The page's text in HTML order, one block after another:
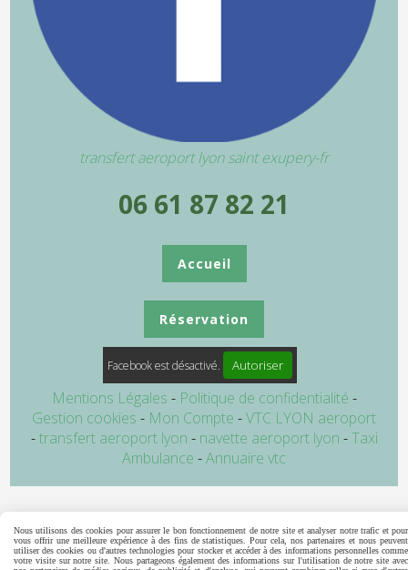
transfert aeroport lyon saint exupery-fr
06 61 87 82 21
Accueil
Réservation
Facebook est désactivé. Autoriser
Mentions Légales
Politique de confidentialité
Gestion cookies
Mon Compte
VTC LYON aeroport
transfert aeroport lyon
navette aeroport lyon
Taxi
Ambulance
Annuaire vtc
Nous utilisons des cookies pour assurer le bon fonctionnement de notre site et analyser notre trafic et pour
vous offrir une meilleure expérience à des fins de statistiques. Pour cela, nos partenaires et nous peuvent
utiliser des cookies ou d'autres technologies pour stocker et accéder à des informations personnelles comme
votre visite sur notre site. Nous partageons également des informations sur l'utilisation de notre site avec